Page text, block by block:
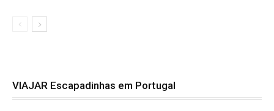
VIAJAR Escapadinhas em Portugal